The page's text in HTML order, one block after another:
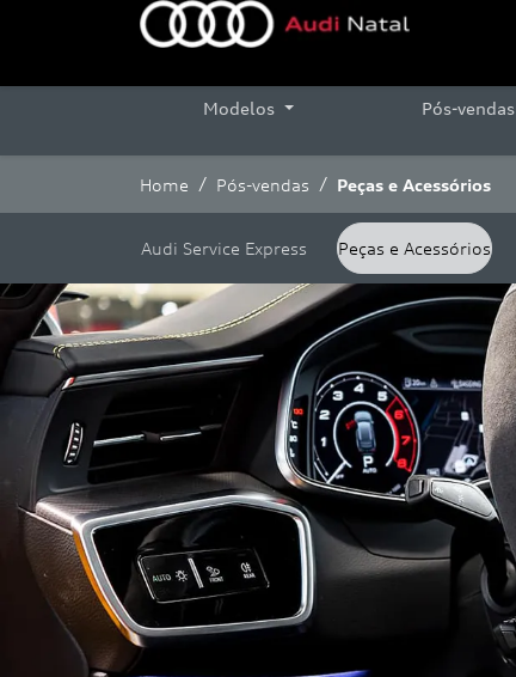
Modelos Pós-vendas
Home Pós-vendas Peças e Acessórios
Audi Service Express Peças e Acessórios